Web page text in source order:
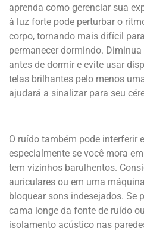
aprenda como gerenciar sua
à luz forte pode perturbar o
corpo, tornando mais difícil
permanecer dormindo.
antes de dormir e evite usar
telas brilhantes pelo menos
ajudará a sinalizar para seu
O ruído também pode interferir
especialmente se você mora
tem vizinhos barulhentos.
auriculares ou em uma
bloquear sons indesejados. Se
cama longe da fonte de ruído
isolamento acústico nas